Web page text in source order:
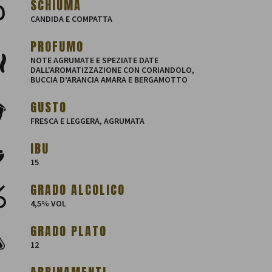
SCHIUMA
CANDIDA E COMPATTA
PROFUMO
NOTE AGRUMATE E SPEZIATE DATE
DALL'AROMATIZZAZIONE CON CORIANDOLO,
BUCCIA D’ARANCIA AMARA E BERGAMOTTO
GUSTO
FRESCA E LEGGERA, AGRUMATA
IBU
15
GRADO ALCOLICO
4,5% VOL
GRADO PLATO
12